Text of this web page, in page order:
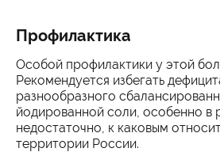
Профилактика
Особой профилактики у этой
Рекомендуется избегать
разнообразного
йодированной соли, особенно в
недостаточно, к каковым
территории России.